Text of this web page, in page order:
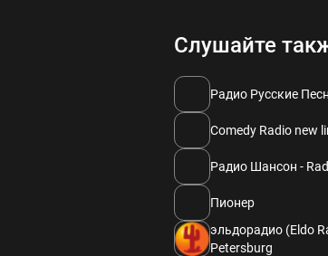
Слушайте
Радио Русские
Comedy Radio new
Радио Шансон -
Пионер
эльдорадио (Eldo
Petersburg